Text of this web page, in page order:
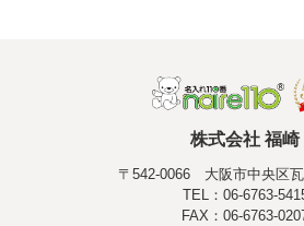
株式会社 福崎
〒542-0066 大阪市中央区
TEL：06-6763-
FAX：06-6763-